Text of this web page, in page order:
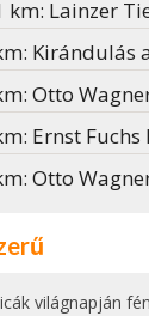
km: Lainzer
Kirándulás a bécsi
Otto
Ernst
Otto
világnapján fényképeztük ezt a